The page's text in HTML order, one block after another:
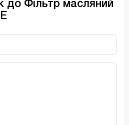
до Фільтр масляний